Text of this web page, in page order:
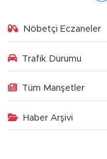
Nöbetçi Eczaneler
Trafik Durumu
Tüm Manşetler
Haber Arşivi